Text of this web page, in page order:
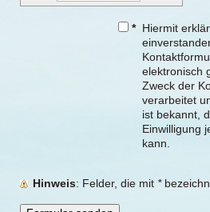
* Hiermit
elektronisch
Zweck der
verarbeitet
ist bekannt,
Einwilligung
kann.
Hinweis : Felder, die mit *